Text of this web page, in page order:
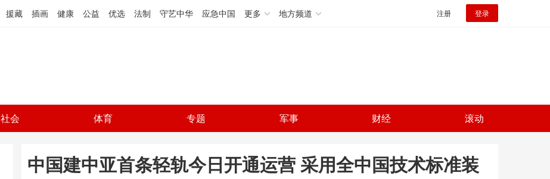
援藏 插画 健康 公益 优选 法制 守艺中华 应急中国 更多 地方频道 注册 登录
社会 体育 专题 军事 财经 滚动
中国建中亚首条轻轨今日开通运营 采用全中国技术标准装